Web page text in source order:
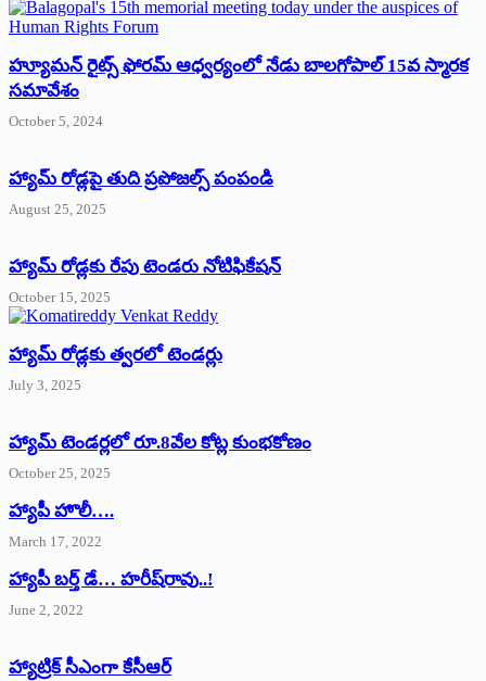
హ్యూమన్‌ రైట్స్‌ ఫోరమ్‌ ఆధ్వర్యంలో నేడు బాలగోపాల్‌ 15వ స్మారక
సమావేశం
October 5, 2024
హ్యామ్‌ రోడ్లపై తుది ప్రపోజల్స్‌ పంపండి
August 25, 2025
హ్యామ్‌ రోడ్లకు రేపు టెండరు నోటిఫికేషన్‌
October 15, 2025
హ్యామ్‌ రోడ్లకు త్వరలో టెండర్లు
July 3, 2025
హ్యామ్‌ ‌టెండర్లలో రూ.8వేల కోట్ల కుంభకోణం
October 25, 2025
హ్యాపీ హొలీ….
March 17, 2022
హ్యాపీ బర్త్ ‌డే… హరీష్‌రావు..!
June 2, 2022
హ్యాట్రిక్‌ ‌సీఎంగా కేసీఆర్‌